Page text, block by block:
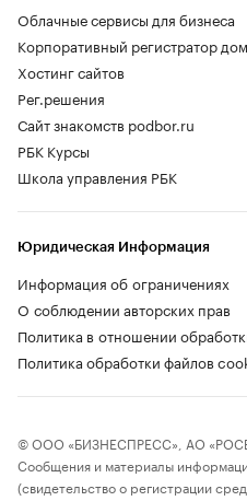
Облачные сервисы для бизнеса
Корпоративный регистратор
Хостинг сайтов
Рег.решения
Сайт знакомств podbor.ru
РБК Курсы
Школа управления РБК
Юридическая Информация
Информация об ограничениях
О соблюдении авторских прав
Политика в отношении
Политика обработки файлов
© ООО «БИЗНЕСПРЕСС», АО
Сообщения и материалы
(свидетельство о регистрации